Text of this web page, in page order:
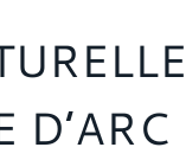
D’ARC